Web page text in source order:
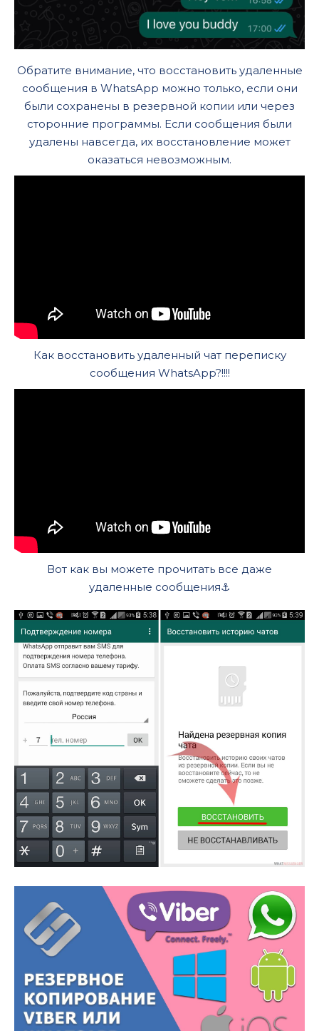
Обратите внимание, что восстановить удаленные
сообщения в WhatsApp можно только, если они
были сохранены в резервной копии или через
сторонние программы. Если сообщения были
удалены навсегда, их восстановление может
оказаться невозможным.
Как восстановить удаленный чат переписку
сообщения WhatsApp?!!!!
Вот как вы можете прочитать все даже
удаленные сообщения⚓️